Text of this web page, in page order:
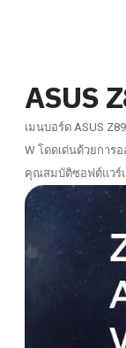
ASUS
เมนบอร์ด ASUS
W โดดเด่นด้วยการ
คุณสมบัติซอฟต์แวร์แ